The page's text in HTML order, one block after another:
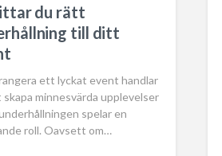
i
du rätt
till ditt
ett lyckat event handlar
skapa minnesvärda upplevelser
spelar en
roll. Oavsett om…